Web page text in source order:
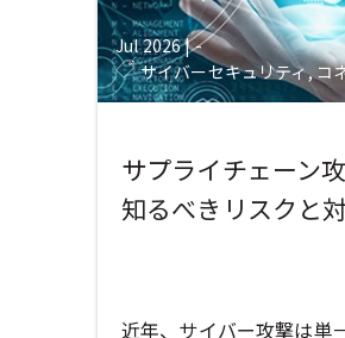
Jul 2026|-
サイバーセキュリティ, コ
サプライチェーン
知るべきリスクと
近年、サイバー攻撃は単